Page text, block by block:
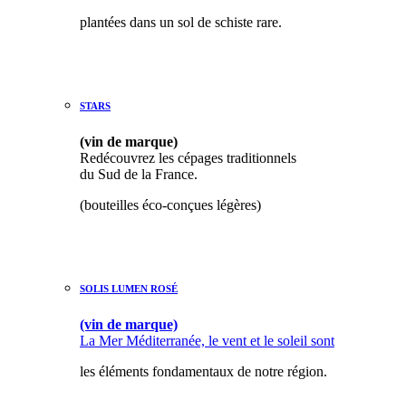
plantées dans un sol de schiste rare.
STARS
(vin de marque)
Redécouvrez les cépages traditionnels
du Sud de la France.
(bouteilles éco-conçues légères)
SOLIS LUMEN ROSÉ
(vin de marque)
La Mer Méditerranée, le vent et le soleil sont
les éléments fondamentaux de notre région.